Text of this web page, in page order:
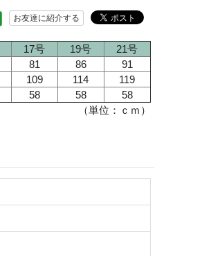
お友達に紹介する
17号 19号
21号
81 86
91
109 114
119
58 58
58
（単位：ｃｍ）